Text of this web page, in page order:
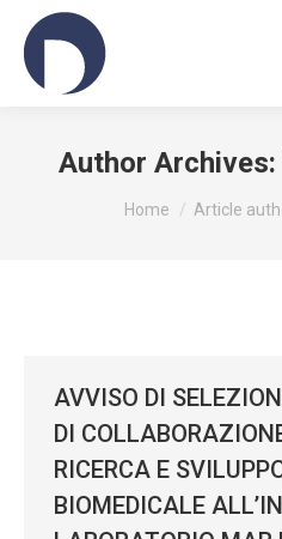
Author Archives:
You are here:
Home Article
AVVISO DI
DI
RICERCA E
BIOMEDICALE